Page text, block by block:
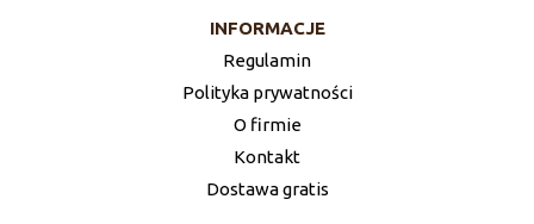
INFORMACJE
Regulamin
Polityka prywatności
O firmie
Kontakt
Dostawa gratis